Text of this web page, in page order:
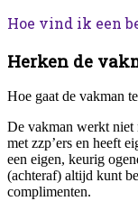
Hoe vind ik een
Herken de
Hoe gaat de vakman
De vakman werkt niet
met zzp’ers en heeft
een eigen, keurig
(achteraf) altijd kunt
complimenten.